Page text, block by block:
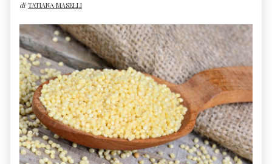
di TATIANA MASELLI